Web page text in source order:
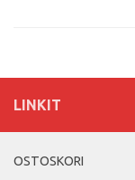
LINKIT
OSTOSKORI